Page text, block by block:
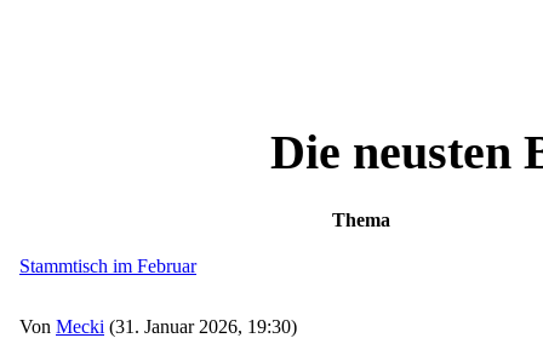
Die neusten
Thema
Stammtisch im Februar
Von Mecki (31. Januar 2026, 19:30)